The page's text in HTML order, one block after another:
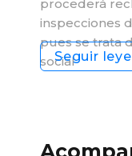
procederá
inspecciones
pues se trata
social
Seguir